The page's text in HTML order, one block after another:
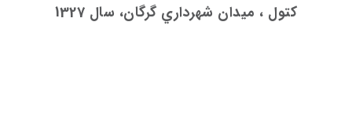
كتول ، ميدان شهرداري گرگان، سال 1327